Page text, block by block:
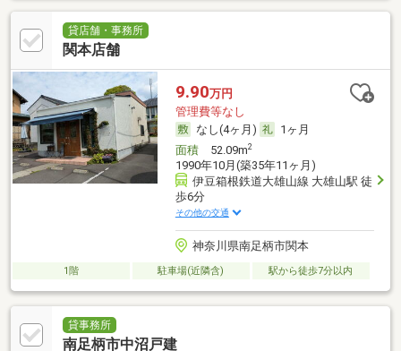
貸店舗・事務所
関本店舗
9.90万円
管理費等なし
なし(4ヶ月)
1ヶ月
面積52.09m2
1990年10月(築35年11ヶ月)
伊豆箱根鉄道大雄山線 大雄山駅 徒
歩6分
その他の交通
神奈川県南足柄市関本
1階 駐車場(近隣含) 駅から徒歩7分以内
貸事務所
南足柄市中沼戸建